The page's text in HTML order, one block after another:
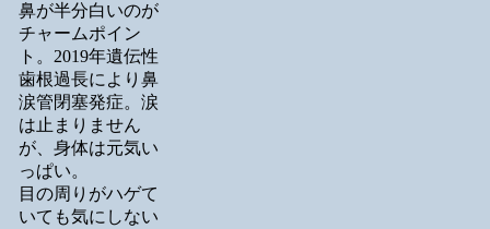
鼻が半分白いのが
チャームポイン
ト。2019年遺伝性
歯根過長により鼻
涙管閉塞発症。涙
は止まりません
が、身体は元気い
っぱい。
目の周りがハゲて
いても気にしない